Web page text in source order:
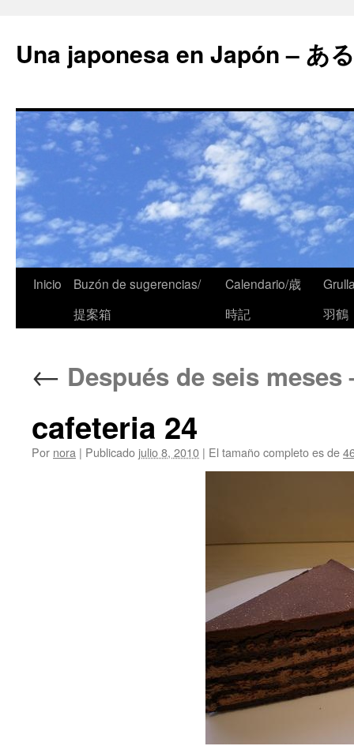
Una japonesa en Japón – あ
Inicio
Buzón de sugerencias/
提案箱
Calendario/歳
時記
羽鶴
← Después de seis
cafeteria 24
Por nora | Publicado julio 8, 2010 | El tamaño completo es de